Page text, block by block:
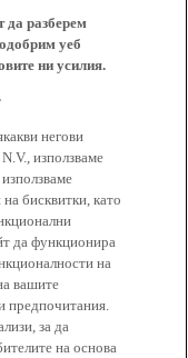
да разберем
уеб
ни усилия.
негови
използваме
бисквитки, като
да функционира
на
вашите
предпочитания.
за да
на основа